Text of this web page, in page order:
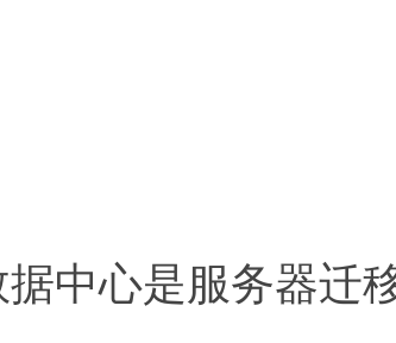
中心是服务器迁